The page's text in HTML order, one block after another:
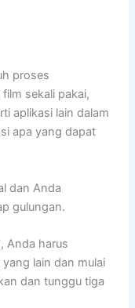
proses
sekali pakai,
aplikasi lain dalam
apa yang dapat
dan Anda
gulungan.
Anda harus
lain dan mulai
dan tunggu tiga